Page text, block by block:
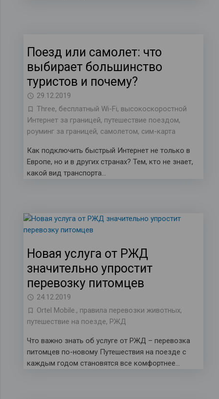
Поезд или самолет: что
выбирает большинство
туристов и почему?
29.12.2019
Three, бесплатный Wi-Fi, высокоскоростной
Интернет за границей, путешествие поездом,
роуминг за границей, самолетом, сим-карта
Как подключить быстрый Интернет не только в
Европе, но и в других странах? Тем, кто не знает,
какой вид транспорта…
Новая услуга от РЖД
значительно упростит
перевозку питомцев
24.12.2019
Ortel Mobile., правила перевозки животных,
путешествие на поезде, РЖД
Что важно знать об услуге от РЖД – перевозка
питомцев по-новому Путешествия на поезде с
каждым годом становятся все комфортнее…